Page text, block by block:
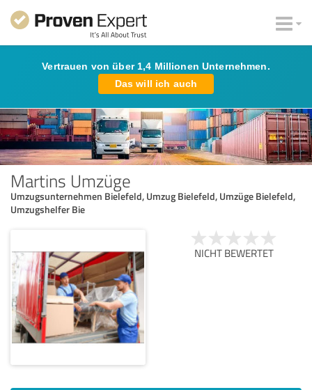
Vertrauen von über 1,4 Millionen Unternehmen.
Das will ich auch
Martins Umzüge
Umzugsunternehmen Bielefeld, Umzug Bielefeld, Umzüge Bielefeld,
Umzugshelfer Bie
NICHT BEWERTET